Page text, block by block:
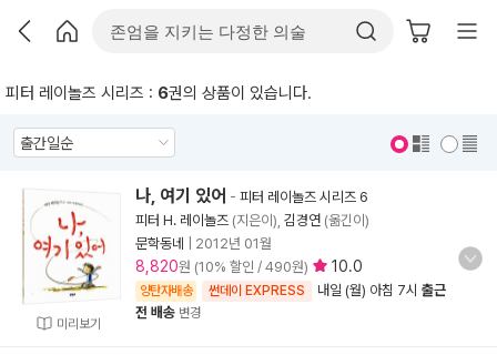
피터 레이놀즈 시리즈 : 6권의 상품이 있습니다.
미리보기
나, 여기 있어 - 피터 레이놀즈 시리즈 6
피터 H. 레이놀즈 (지은이), 김경연 (옮긴이)
문학동네
2012년 01월
8,820원 (10% 할인 / 490원) 10.0
양탄자배송 썬데이 EXPRESS 내일 (월) 아침 7시 출근
전 배송 변경